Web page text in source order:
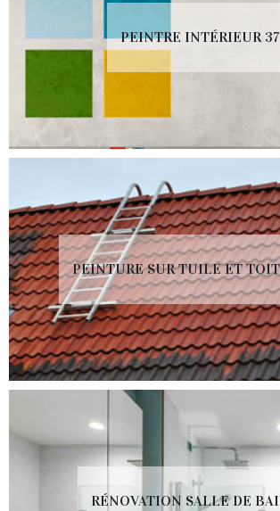
PEINTRE INTÉRIEUR 37
PEINTURE SUR TUILE ET
RÉNOVATION SALLE DE